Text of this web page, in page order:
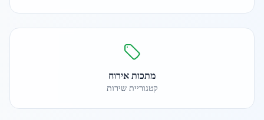
מתכות אירוח
קטגוריית שירות